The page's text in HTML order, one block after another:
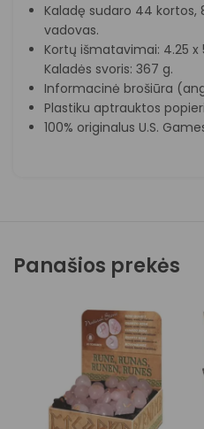
Kaladę sudaro 44 kortos,
vadovas.
Kortų išmatavimai: 4.25 x
Kaladės svoris: 367 g.
Informacinė brošiūra
Plastiku aptrauktos
100% originalus U.S.
Panašios prekės